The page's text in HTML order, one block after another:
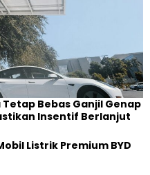
Bebas Ganjil Genap
Insentif Berlanjut
Listrik Premium BYD